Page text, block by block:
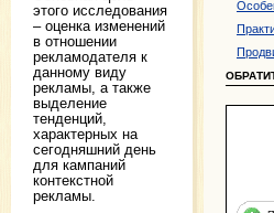
этого исследования
– оценка изменений
в отношении
рекламодателя к
данному виду
рекламы, а также
выделение
тенденций,
характерных на
сегодняшний день
для кампаний
контекстной
рекламы.